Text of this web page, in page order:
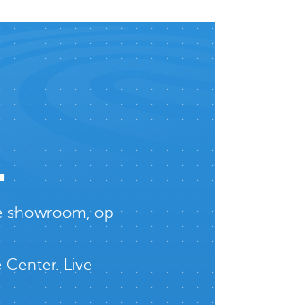
showroom, op
Live